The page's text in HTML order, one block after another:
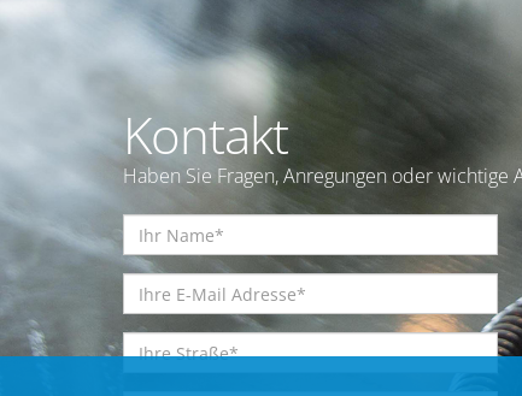
Kontakt
Haben Sie Fragen, Anregungen oder wichtige